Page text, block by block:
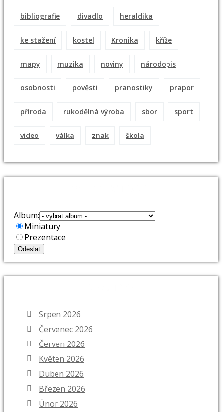
bibliografie divadlo heraldika
ke stažení kostel Kronika kříže
mapy muzika noviny národopis
osobnosti pověsti pranostiky prapor
příroda rukodělná výroba sbor sport
video válka znak škola
Album:
Miniatury
Prezentace
Srpen 2026
Červenec 2026
Červen 2026
Květen 2026
Duben 2026
Březen 2026
Únor 2026